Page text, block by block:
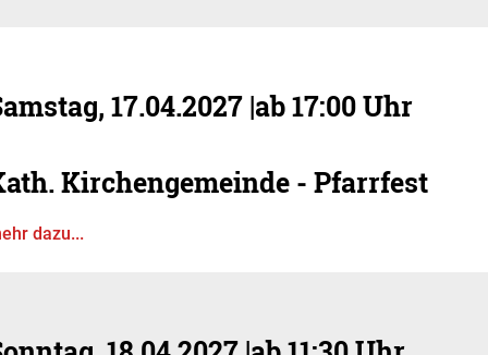
17.04.2027 |ab 17:00 Uhr
Kirchengemeinde - Pfarrfest
dazu...